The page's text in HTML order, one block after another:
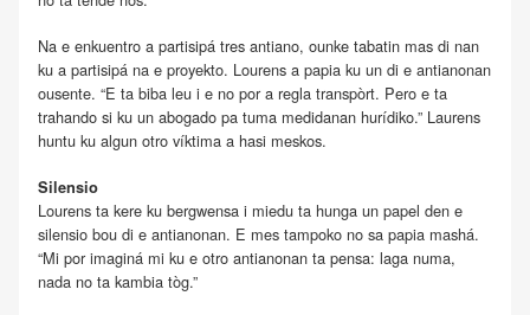
Na e enkuentro a partisipá tres antiano, ounke tabatin mas di nan
ku a partisipá na e proyekto. Lourens a papia ku un di e antianonan
ousente. “E ta biba leu i e no por a regla transpòrt. Pero e ta
trahando si ku un abogado pa tuma medidanan hurídiko.” Laurens
huntu ku algun otro víktima a hasi meskos.
Silensio
Lourens ta kere ku bergwensa i miedu ta hunga un papel den e
silensio bou di e antianonan. E mes tampoko no sa papia mashá.
“Mi por imaginá mi ku e otro antianonan ta pensa: laga numa,
nada no ta kambia tòg.”